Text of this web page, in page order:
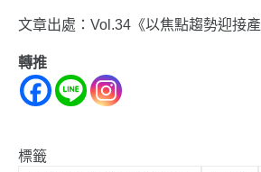
文章出處：Vol.34《以焦點趨勢迎接產
轉推
標籤